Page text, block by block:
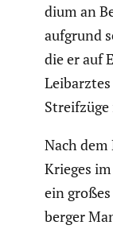
dium an
aufgrund
die er auf
Nach dem
Krieges
ein
berger